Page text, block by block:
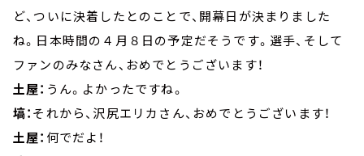
ど、ついに決着したとのことで、開幕日が決まりました
ね。日本時間の４月８日の予定だそうです。選手、そして
ファンのみなさん、おめでとうございます！
土屋： うん。よかったですね。
塙：それから、沢尻エリカさん、おめでとうございます！
土屋： 何でだよ！